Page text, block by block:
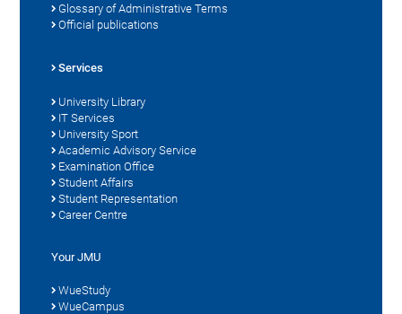
Glossary of Administrative Terms
Official publications
Services
University Library
IT Services
University Sport
Academic Advisory Service
Examination Office
Student Affairs
Student Representation
Career Centre
Your JMU
WueStudy
WueCampus